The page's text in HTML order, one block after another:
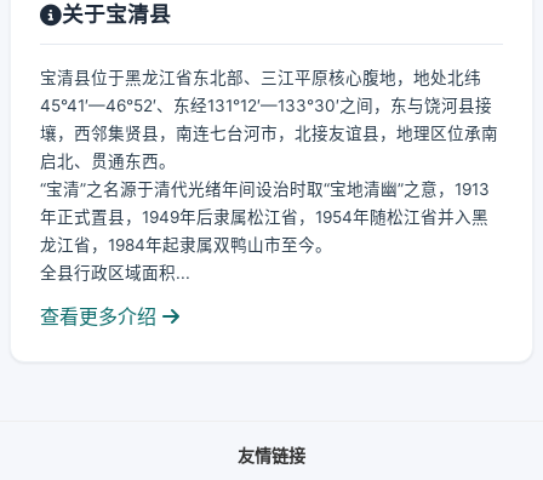
关于宝清县
宝清县位于黑龙江省东北部、三江平原核心腹地，地处北纬
45°41′—46°52′、东经131°12′—133°30′之间，东与饶河县接
壤，西邻集贤县，南连七台河市，北接友谊县，地理区位承南
启北、贯通东西。
“宝清”之名源于清代光绪年间设治时取“宝地清幽”之意，1913
年正式置县，1949年后隶属松江省，1954年随松江省并入黑
龙江省，1984年起隶属双鸭山市至今。
全县行政区域面积...
查看更多介绍
友情链接